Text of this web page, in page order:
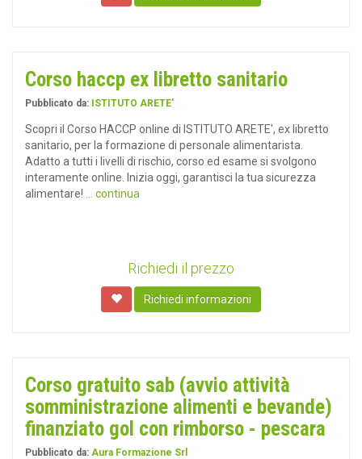
Corso haccp ex libretto sanitario
Pubblicato da: ISTITUTO ARETE'
Scopri il Corso HACCP online di ISTITUTO ARETE', ex libretto
sanitario, per la formazione di personale alimentarista.
Adatto a tutti i livelli di rischio, corso ed esame si svolgono
interamente online. Inizia oggi, garantisci la tua sicurezza
alimentare!
... continua
Richiedi il prezzo
Richiedi informazioni
Corso gratuito sab (avvio attività
somministrazione alimenti e bevande)
finanziato gol con rimborso - pescara
Pubblicato da: Aura Formazione Srl